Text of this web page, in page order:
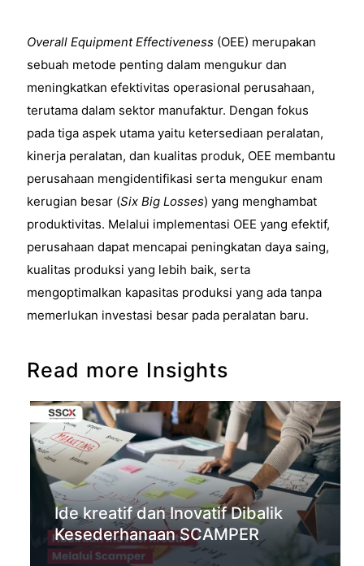
Overall Equipment Effectiveness (OEE) merupakan
sebuah metode penting dalam mengukur dan
meningkatkan efektivitas operasional perusahaan,
terutama dalam sektor manufaktur. Dengan fokus
pada tiga aspek utama yaitu ketersediaan peralatan,
kinerja peralatan, dan kualitas produk, OEE membantu
perusahaan mengidentifikasi serta mengukur enam
kerugian besar (Six Big Losses) yang menghambat
produktivitas. Melalui implementasi OEE yang efektif,
perusahaan dapat mencapai peningkatan daya saing,
kualitas produksi yang lebih baik, serta
mengoptimalkan kapasitas produksi yang ada tanpa
memerlukan investasi besar pada peralatan baru.
Read more Insights
Ide kreatif dan Inovatif Dibalik
Kesederhanaan SCAMPER